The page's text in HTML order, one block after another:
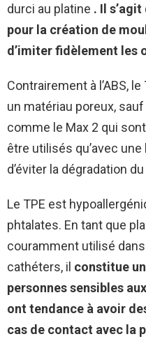
durci au platine . Il
pour la création de
d’imiter fidèlement les
Contrairement à l’ABS,
un matériau poreux,
comme le Max 2 qui
être utilisés qu’avec une
d’éviter la dégradation
Le TPE est
phtalates. En tant que
couramment utilisé
cathéters, il constitue
personnes sensibles
ont tendance à avoir
cas de contact avec la